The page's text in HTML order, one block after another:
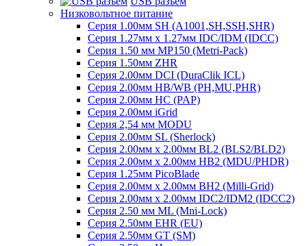
Низковольтное питание
Серия 1.00мм SH (A1001,SH,SSH,SHR)
Серия 1.27мм x 1.27мм IDC/IDM (IDCC)
Серия 1.50 мм MP150 (Metri-Pack)
Серия 1.50мм ZHR
Серия 2.00мм DCI (DuraClik ICL)
Серия 2.00мм HB/WB (PH,MU,PHR)
Серия 2.00мм HC (PAP)
Серия 2.00мм iGrid
Серия 2,54 мм MODU
Серия 2.00мм SL (Sherlock)
Серия 2.00мм x 2.00мм BL2 (BLS2/BLD2)
Серия 2.00мм x 2.00мм HB2 (MDU/PHDR)
Серия 1.25мм PicoBlade
Серия 2.00мм х 2.00мм BH2 (Milli-Grid)
Серия 2.00мм х 2.00мм IDC2/IDM2 (IDCC2)
Серия 2.50 мм ML (Mni-Lock)
Серия 2.50мм EHR (EU)
Серия 2.50мм GT (SM)